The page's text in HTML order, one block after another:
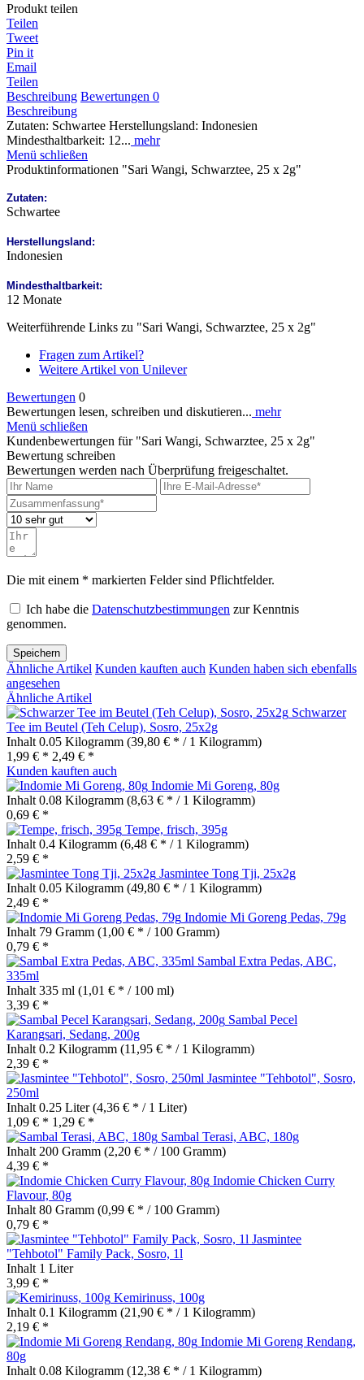
Produkt teilen
Teilen
Tweet
Pin it
Email
Teilen
Beschreibung Bewertungen 0
Beschreibung
Zutaten: Schwartee Herstellungsland: Indonesien
Mindesthaltbarkeit: 12... mehr
Menü schließen
Produktinformationen "Sari Wangi, Schwarztee, 25 x 2g"
Zutaten:
Schwartee
Herstellungsland:
Indonesien
Mindesthaltbarkeit:
12 Monate
Weiterführende Links zu "Sari Wangi, Schwarztee, 25 x 2g"
Fragen zum Artikel?
Weitere Artikel von Unilever
Bewertungen 0
Bewertungen lesen, schreiben und diskutieren... mehr
Menü schließen
Kundenbewertungen für "Sari Wangi, Schwarztee, 25 x 2g"
Bewertung schreiben
Bewertungen werden nach Überprüfung freigeschaltet.
Die mit einem * markierten Felder sind Pflichtfelder.
Ich habe die Datenschutzbestimmungen zur Kenntnis
genommen.
Speichern
Ähnliche Artikel Kunden kauften auch Kunden haben sich ebenfalls
angesehen
Ähnliche Artikel
Schwarzer
Tee im Beutel (Teh Celup), Sosro, 25x2g
Inhalt 0.05 Kilogramm (39,80 € * / 1 Kilogramm)
1,99 € * 2,49 € *
Kunden kauften auch
Indomie Mi Goreng, 80g
Inhalt 0.08 Kilogramm (8,63 € * / 1 Kilogramm)
0,69 € *
Tempe, frisch, 395g
Inhalt 0.4 Kilogramm (6,48 € * / 1 Kilogramm)
2,59 € *
Jasmintee Tong Tji, 25x2g
Inhalt 0.05 Kilogramm (49,80 € * / 1 Kilogramm)
2,49 € *
Indomie Mi Goreng Pedas, 79g
Inhalt 79 Gramm (1,00 € * / 100 Gramm)
0,79 € *
Sambal Extra Pedas, ABC,
335ml
Inhalt 335 ml (1,01 € * / 100 ml)
3,39 € *
Sambal Pecel
Karangsari, Sedang, 200g
Inhalt 0.2 Kilogramm (11,95 € * / 1 Kilogramm)
2,39 € *
Jasmintee "Tehbotol", Sosro,
250ml
Inhalt 0.25 Liter(4,36 € * / 1 Liter)
1,09 € * 1,29 € *
Sambal Terasi, ABC, 180g
Inhalt 200 Gramm (2,20 € * / 100 Gramm)
4,39 € *
Indomie Chicken Curry
Flavour, 80g
Inhalt 80 Gramm (0,99 € * / 100 Gramm)
0,79 € *
Jasmintee
"Tehbotol" Family Pack, Sosro, 1l
Inhalt 1 Liter
3,99 € *
Kemirinuss, 100g
Inhalt 0.1 Kilogramm (21,90 € * / 1 Kilogramm)
2,19 € *
Indomie Mi Goreng Rendang,
80g
Inhalt 0.08 Kilogramm (12,38 € * / 1 Kilogramm)